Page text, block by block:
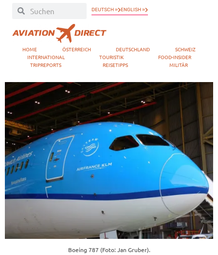
DEUTSCH » ENGLISH »
HOME ÖSTERREICH DEUTSCHLAND
SCHWEIZ
INTERNATIONAL
TOURISTIK
FOOD-INSIDER
TRIPREPORTS
REISETIPPS MILITÄR
Boeing 787 (Foto: Jan Gruber).